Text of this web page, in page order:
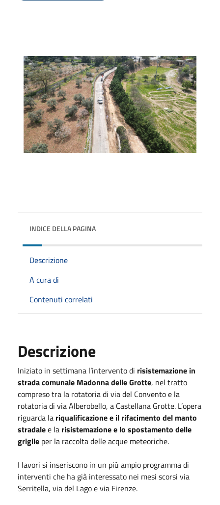
INDICE DELLA PAGINA
Descrizione
A cura di
Contenuti correlati
Descrizione
Iniziato in settimana l’intervento di risistemazione in
strada comunale Madonna delle Grotte, nel tratto
compreso tra la rotatoria di via del Convento e la
rotatoria di via Alberobello, a Castellana Grotte. L’opera
riguarda la riqualificazione e il rifacimento del manto
stradalee la risistemazione e lo spostamento delle
griglie per la raccolta delle acque meteoriche.
I lavori si inseriscono in un più ampio programma di
interventi che ha già interessato nei mesi scorsi via
Serritella, via del Lago e via Firenze.